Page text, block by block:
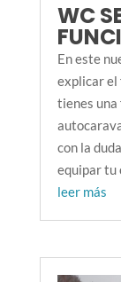
WC
En este
explicar el
tienes una
con la
equipar tu
leer más